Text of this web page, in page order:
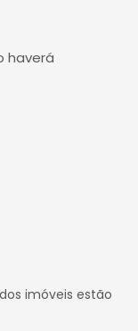
haverá
imóveis estão